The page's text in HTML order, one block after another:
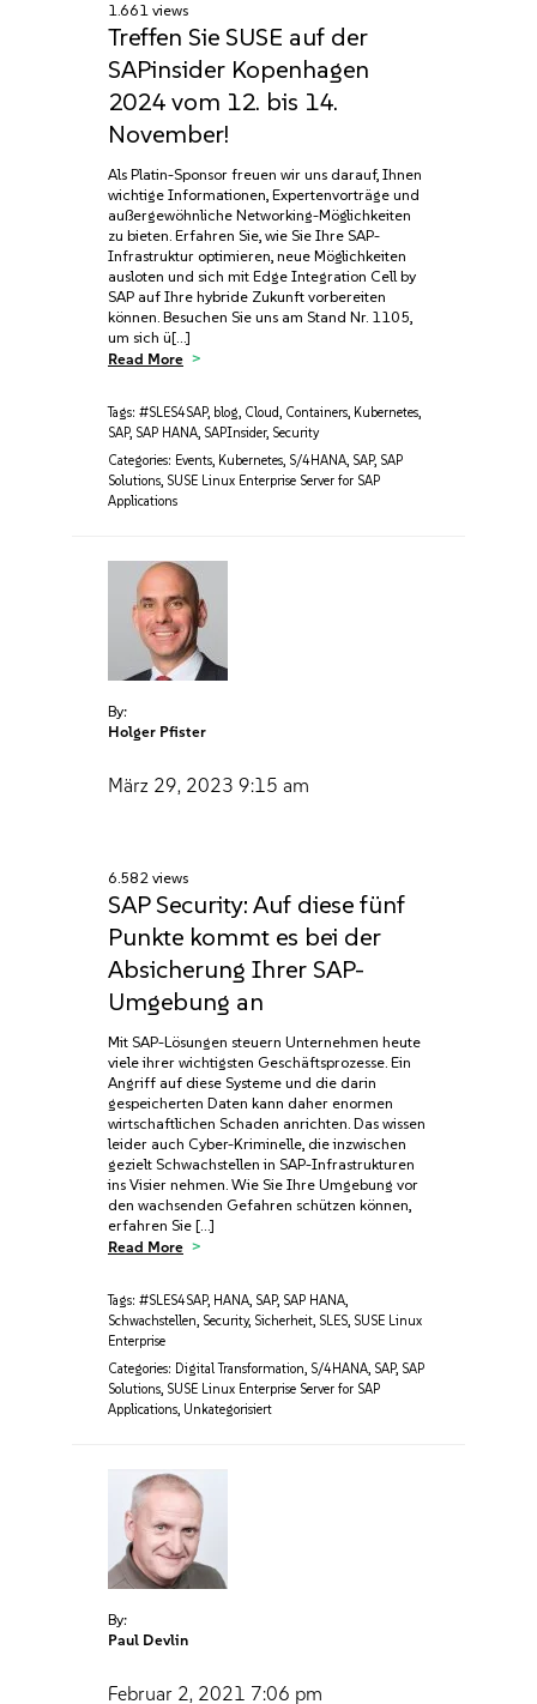
1.661 views
Treffen Sie SUSE auf der
SAPinsider Kopenhagen
2024 vom 12. bis 14.
November!
Als Platin-Sponsor freuen wir uns darauf, Ihnen
wichtige Informationen, Expertenvorträge und
außergewöhnliche Networking-Möglichkeiten
zu bieten. Erfahren Sie, wie Sie Ihre SAP-
Infrastruktur optimieren, neue Möglichkeiten
ausloten und sich mit Edge Integration Cell by
SAP auf Ihre hybride Zukunft vorbereiten
können. Besuchen Sie uns am Stand Nr. 1105,
um sich ü[…]
Read More
Tags: #SLES4SAP, blog, Cloud, Containers, Kubernetes,
SAP, SAP HANA, SAPInsider, Security
Categories: Events, Kubernetes, S/4HANA, SAP, SAP
Solutions, SUSE Linux Enterprise Server for SAP
Applications
By:
Holger Pfister
März 29, 2023 9:15 am
6.582 views
SAP Security: Auf diese fünf
Punkte kommt es bei der
Absicherung Ihrer SAP-
Umgebung an
Mit SAP-Lösungen steuern Unternehmen heute
viele ihrer wichtigsten Geschäftsprozesse. Ein
Angriff auf diese Systeme und die darin
gespeicherten Daten kann daher enormen
wirtschaftlichen Schaden anrichten. Das wissen
leider auch Cyber-Kriminelle, die inzwischen
gezielt Schwachstellen in SAP-Infrastrukturen
ins Visier nehmen. Wie Sie Ihre Umgebung vor
den wachsenden Gefahren schützen können,
erfahren Sie […]
Read More
Tags: #SLES4SAP, HANA, SAP, SAP HANA,
Schwachstellen, Security, Sicherheit, SLES, SUSE Linux
Enterprise
Categories: Digital Transformation, S/4HANA, SAP, SAP
Solutions, SUSE Linux Enterprise Server for SAP
Applications, Unkategorisiert
By:
Paul Devlin
Februar 2, 2021 7:06 pm